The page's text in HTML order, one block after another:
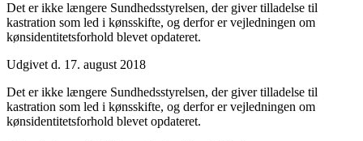
Det er ikke længere Sundhedsstyrelsen, der giver tilladelse til
kastration som led i kønsskifte, og derfor er vejledningen om
kønsidentitetsforhold blevet opdateret.
Udgivet d. 17. august 2018
Det er ikke længere Sundhedsstyrelsen, der giver tilladelse til
kastration som led i kønsskifte, og derfor er vejledningen om
kønsidentitetsforhold blevet opdateret.